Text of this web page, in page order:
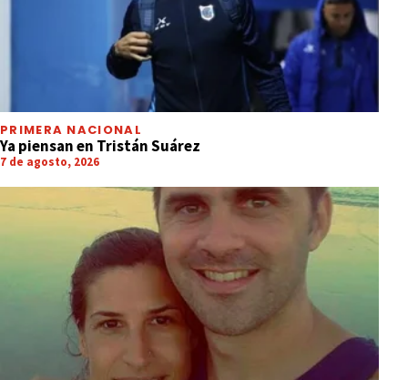
PRIMERA NACIONAL
Ya piensan en Tristán Suárez
7 de agosto, 2026